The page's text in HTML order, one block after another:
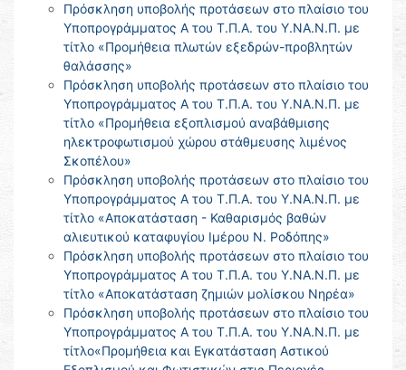
Πρόσκληση υποβολής προτάσεων στο πλαίσιο του
Υποπρογράμματος Α του Τ.Π.Α. του Υ.ΝΑ.Ν.Π. με
τίτλο «Προμήθεια πλωτών εξεδρών-προβλητών
θαλάσσης»
Πρόσκληση υποβολής προτάσεων στο πλαίσιο του
Υποπρογράμματος Α του Τ.Π.Α. του Υ.ΝΑ.Ν.Π. με
τίτλο «Προμήθεια εξοπλισμού αναβάθμισης
ηλεκτροφωτισμού χώρου στάθμευσης λιμένος
Σκοπέλου»
Πρόσκληση υποβολής προτάσεων στο πλαίσιο του
Υποπρογράμματος Α του Τ.Π.Α. του Υ.ΝΑ.Ν.Π. με
τίτλο «Αποκατάσταση - Καθαρισμός βαθών
αλιευτικού καταφυγίου Ιμέρου Ν. Ροδόπης»
Πρόσκληση υποβολής προτάσεων στο πλαίσιο του
Υποπρογράμματος Α του Τ.Π.Α. του Υ.ΝΑ.Ν.Π. με
τίτλο «Αποκατάσταση ζημιών μολίσκου Νηρέα»
Πρόσκληση υποβολής προτάσεων στο πλαίσιο του
Υποπρογράμματος Α του Τ.Π.Α. του Υ.ΝΑ.Ν.Π. με
τίτλο«Προμήθεια και Εγκατάσταση Αστικού